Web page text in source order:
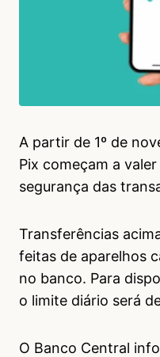
A partir de 1º de
Pix começam a
segurança das
Transferências
feitas de aparelhos
no banco. Para
o limite diário será
O Banco Central